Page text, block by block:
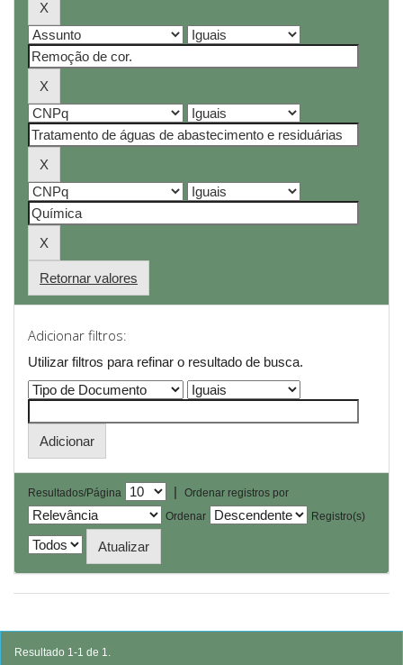
Retornar valores
Adicionar filtros:
Utilizar filtros para refinar o resultado de busca.
Resultados/Página |
Ordenar registros por
Ordenar
Registro(s)
Resultado 1-1 de 1.